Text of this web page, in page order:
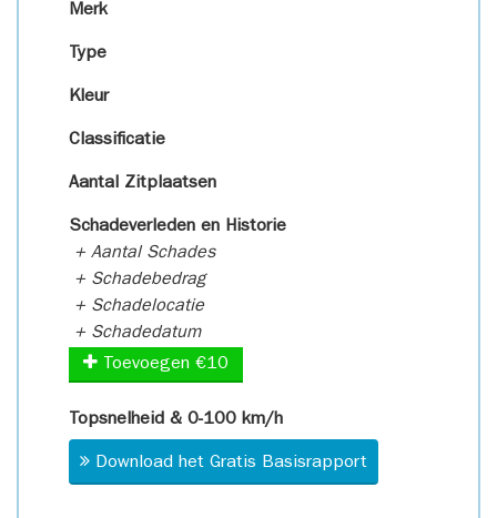
Merk
Type
Kleur
Classificatie
Aantal Zitplaatsen
Schadeverleden en Historie
+ Aantal Schades
+ Schadebedrag
+ Schadelocatie
+ Schadedatum
Toevoegen €10
Topsnelheid & 0-100 km/h
Download het Gratis Basisrapport